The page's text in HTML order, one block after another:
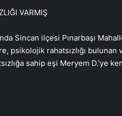
VARMIŞ
Sincan ilçesi Pınarbaşı
psikolojik rahatsızlığı
sahip eşi Meryem D.’ye